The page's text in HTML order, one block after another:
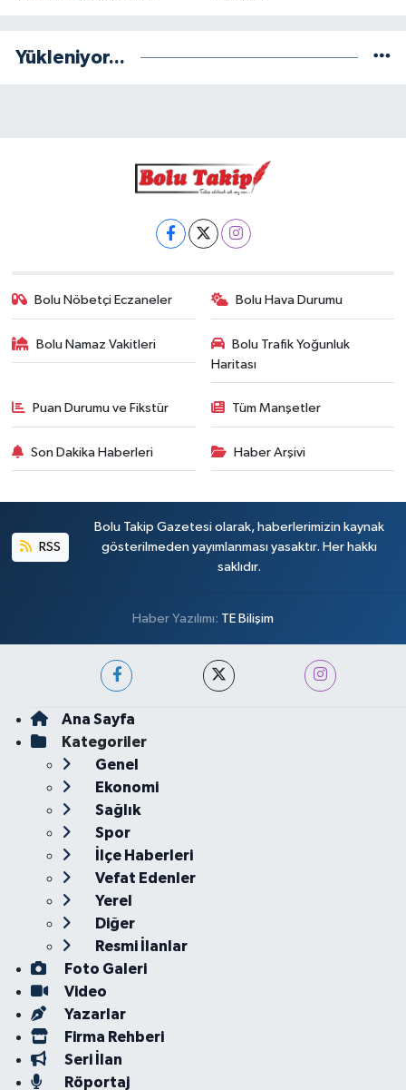
Yükleniyor...
Bolu Nöbetçi Eczaneler Bolu Hava Durumu
Bolu Namaz Vakitleri
Bolu Trafik Yoğunluk
Haritası
Puan Durumu ve Fikstür Tüm Manşetler
Son Dakika Haberleri Haber Arşivi
RSS
Bolu Takip Gazetesi olarak, haberlerimizin kaynak
gösterilmeden yayımlanması yasaktır. Her hakkı
saklıdır.
Haber Yazılımı: TE Bilişim
Ana Sayfa
Kategoriler
Genel
Ekonomi
Sağlık
Spor
İlçe Haberleri
Vefat Edenler
Yerel
Diğer
Resmi İlanlar
Foto Galeri
Video
Yazarlar
Firma Rehberi
Seri İlan
Röportaj